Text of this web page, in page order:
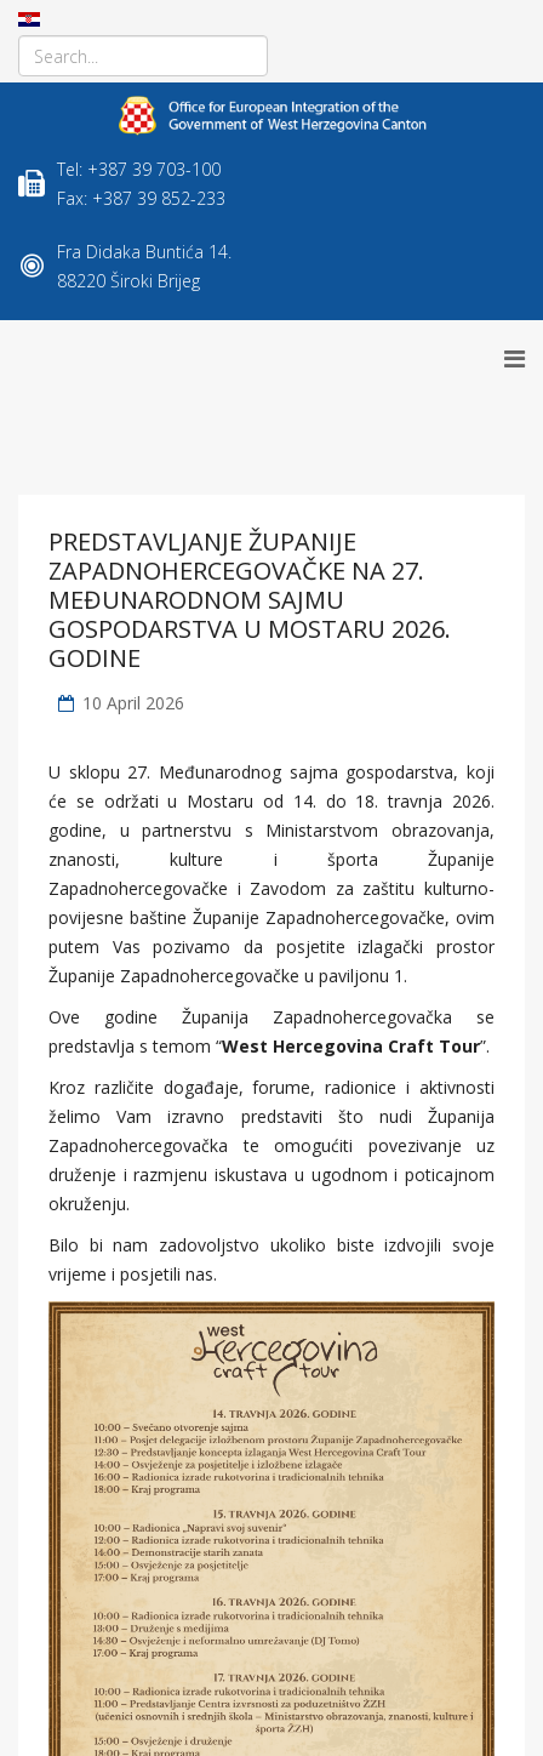
Tel: +387 39 703-100
Fax: +387 39 852-233
Fra Didaka Buntića 14.
88220 Široki Brijeg
PREDSTAVLJANJE ŽUPANIJE
ZAPADNOHERCEGOVAČKE NA 27.
MEĐUNARODNOM SAJMU
GOSPODARSTVA U MOSTARU 2026.
GODINE
10 April 2026
U sklopu 27. Međunarodnog sajma gospodarstva, koji
će se održati u Mostaru od 14. do 18. travnja 2026.
godine, u partnerstvu s Ministarstvom obrazovanja,
znanosti, kulture i športa Županije
Zapadnohercegovačke i Zavodom za zaštitu kulturno-
povijesne baštine Županije Zapadnohercegovačke, ovim
putem Vas pozivamo da posjetite izlagački prostor
Županije Zapadnohercegovačke u paviljonu 1.
Ove godine Županija Zapadnohercegovačka se
predstavlja s temom “West Hercegovina Craft Tour”.
Kroz različite događaje, forume, radionice i aktivnosti
želimo Vam izravno predstaviti što nudi Županija
Zapadnohercegovačka te omogućiti povezivanje uz
druženje i razmjenu iskustava u ugodnom i poticajnom
okruženju.
Bilo bi nam zadovoljstvo ukoliko biste izdvojili svoje
vrijeme i posjetili nas.